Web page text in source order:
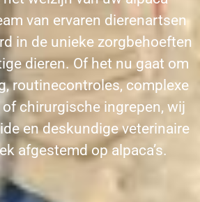
van ervaren dierenartsen
in de unieke zorgbehoeften
dieren. Of het nu gaat om
routinecontroles, complexe
chirurgische ingrepen, wij
en deskundige veterinaire
afgestemd op alpaca’s.